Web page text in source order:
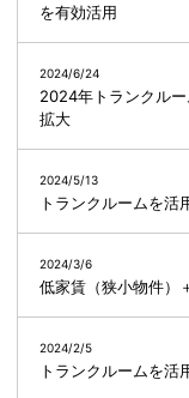
を有効活用
2024/6/24
2024年トランクル
拡大
2024/5/13
トランクルームを活
2024/3/6
低家賃（狭小物件）
2024/2/5
トランクルームを活